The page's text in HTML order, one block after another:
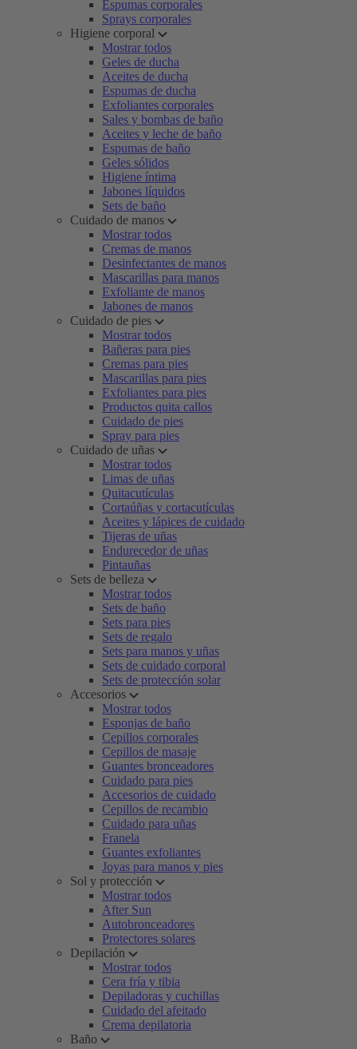
Espumas corporales
Sprays corporales
Higiene corporal
Mostrar todos
Geles de ducha
Aceites de ducha
Espumas de ducha
Exfoliantes corporales
Sales y bombas de baño
Aceites y leche de baño
Espumas de baño
Geles sólidos
Higiene íntima
Jabones líquidos
Sets de baño
Cuidado de manos
Mostrar todos
Cremas de manos
Desinfectantes de manos
Mascarillas para manos
Exfoliante de manos
Jabones de manos
Cuidado de pies
Mostrar todos
Bañeras para pies
Cremas para pies
Mascarillas para pies
Exfoliantes para pies
Productos quita callos
Cuidado de pies
Spray para pies
Cuidado de uñas
Mostrar todos
Limas de uñas
Quitacutículas
Cortaúñas y cortacutículas
Aceites y lápices de cuidado
Tijeras de uñas
Endurecedor de uñas
Pintauñas
Sets de belleza
Mostrar todos
Sets de baño
Sets para pies
Sets de regalo
Sets para manos y uñas
Sets de cuidado corporal
Sets de protección solar
Accesorios
Mostrar todos
Esponjas de baño
Cepillos corporales
Cepillos de masaje
Guantes bronceadores
Cuidado para pies
Accesorios de cuidado
Cepillos de recambio
Cuidado para uñas
Franela
Guantes exfoliantes
Joyas para manos y pies
Sol y protección
Mostrar todos
After Sun
Autobronceadores
Protectores solares
Depilación
Mostrar todos
Cera fría y tibia
Depiladoras y cuchillas
Cuidado del afeitado
Crema depilatoria
Baño